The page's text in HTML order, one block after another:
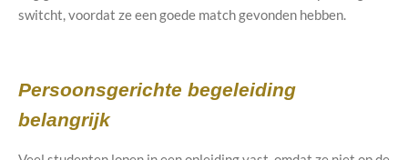
switcht, voordat ze een goede match gevonden hebben.
Persoonsgerichte begeleiding
belangrijk